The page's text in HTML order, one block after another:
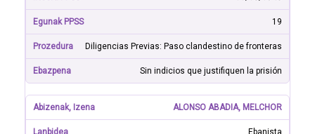
19
Diligencias Previas: Paso clandestino de fronteras
Sin indicios que justifiquen la prisión
ALONSO ABADIA, MELCHOR
Ebanista